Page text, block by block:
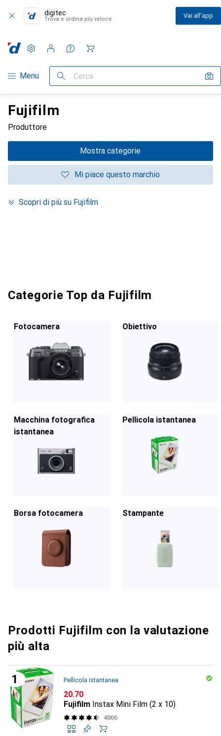
digitec
Trova e ordina più veloce Vai all'app
Categoria Navigazione
Menu Cerca
Impostazioni
Conto cliente
Liste di confronto
Liste dei desideri
Carrello
Fujifilm
Produttore
Mostra categorie
Mi piace questo marchio
Scopri di più su Fujifilm
Categorie Top da Fujifilm
Fotocamera Obiettivo
Macchina fotografica
istantanea
Pellicola istantanea
Borsa fotocamera Stampante
Prodotti Fujifilm con la valutazione
più alta
Pellicola istantanea
CHF
20.70
Fujifilm Instax Mini Film (2 x 10)
4866